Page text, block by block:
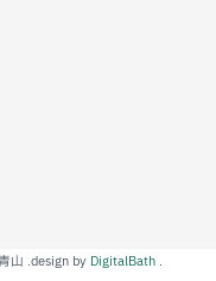
山 .design by DigitalBath .